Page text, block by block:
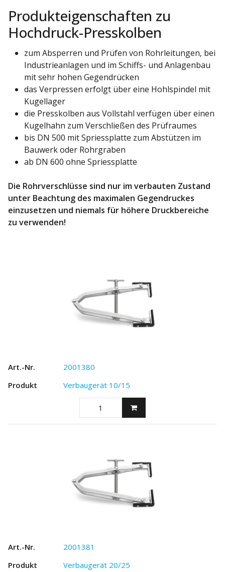
Produkteigenschaften zu
Hochdruck-Presskolben
zum Absperren und Prüfen von Rohrleitungen, bei
Industrieanlagen und im Schiffs- und Anlagenbau
mit sehr hohen Gegendrücken
das Verpressen erfolgt über eine Hohlspindel mit
Kugellager
die Presskolben aus Vollstahl verfügen über einen
Kugelhahn zum Verschließen des Prüfraumes
bis DN 500 mit Spriessplatte zum Abstützen im
Bauwerk oder Rohrgraben
ab DN 600 ohne Spriessplatte
Die Rohrverschlüsse sind nur im verbauten Zustand
unter Beachtung des maximalen Gegendruckes
einzusetzen und niemals für höhere Druckbereiche
zu verwenden!
2001380
Verbaugerät 10/15
2001381
Verbaugerät 20/25